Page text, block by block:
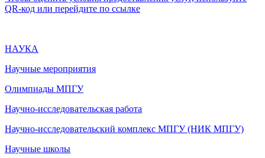
QR-код или перейдите по ссылке
НАУКА
Научные мероприятия
Олимпиады МПГУ
Научно-исследовательская работа
Научно-исследовательский комплекс МПГУ (НИК МПГУ)
Научные школы